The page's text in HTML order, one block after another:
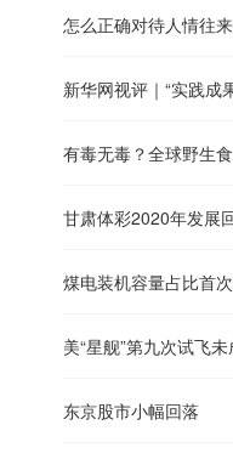
怎么正确对待人情往来
新华网视评｜“实践成
有毒无毒？全球野生
甘肃体彩2020年发展
煤电装机容量占比首
美“星舰”第九次试飞
东京股市小幅回落